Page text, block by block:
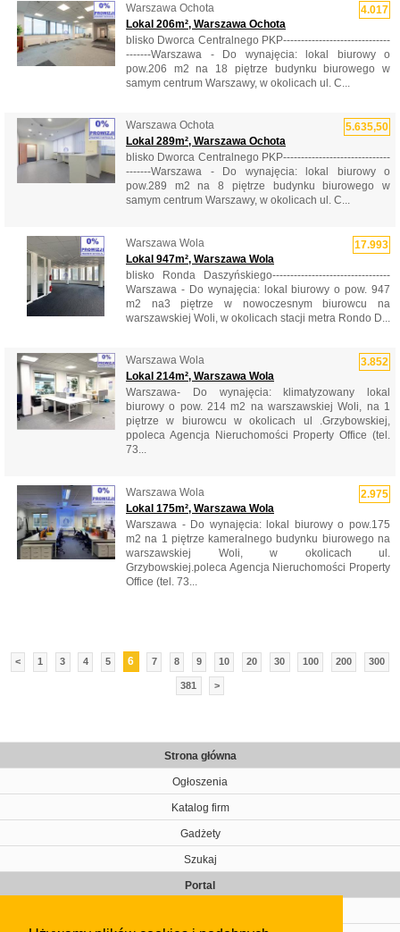
4.017
Warszawa Ochota
Lokal 206m², Warszawa Ochota
blisko Dworca Centralnego PKP------------------------------
-------Warszawa - Do wynajęcia: lokal biurowy o
pow.206 m2 na 18 piętrze budynku biurowego w
samym centrum Warszawy, w okolicach ul. C...
5.635,50
Warszawa Ochota
Lokal 289m², Warszawa Ochota
blisko Dworca Centralnego PKP------------------------------
-------Warszawa - Do wynajęcia: lokal biurowy o
pow.289 m2 na 8 piętrze budynku biurowego w
samym centrum Warszawy, w okolicach ul. C...
17.993
Warszawa Wola
Lokal 947m², Warszawa Wola
blisko Ronda Daszyńskiego---------------------------------
Warszawa - Do wynajęcia: lokal biurowy o pow. 947
m2 na3 piętrze w nowoczesnym biurowcu na
warszawskiej Woli, w okolicach stacji metra Rondo D...
3.852
Warszawa Wola
Lokal 214m², Warszawa Wola
Warszawa- Do wynajęcia: klimatyzowany lokal
biurowy o pow. 214 m2 na warszawskiej Woli, na 1
piętrze w biurowcu w okolicach ul .Grzybowskiej,
ppoleca Agencja Nieruchomości Property Office (tel.
73...
2.975
Warszawa Wola
Lokal 175m², Warszawa Wola
Warszawa - Do wynajęcia: lokal biurowy o pow.175
m2 na 1 piętrze kameralnego budynku biurowego na
warszawskiej Woli, w okolicach ul.
Grzybowskiej.poleca Agencja Nieruchomości Property
Office (tel. 73...
< 1 3 4 5 6 7 8 9 10 20 30 100 200 300
381 >
Strona główna
Ogłoszenia
Katalog firm
Gadżety
Szukaj
Portal